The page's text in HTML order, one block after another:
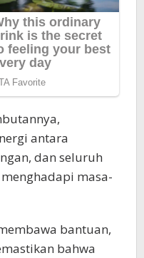
antara
dan seluruh
masa-
bantuan,
bahwa